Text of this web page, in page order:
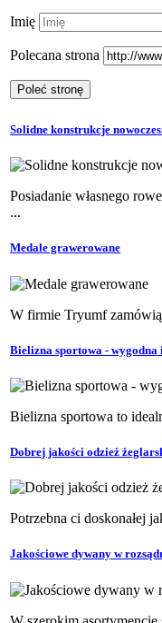
Imię
Polecana strona
Solidne konstrukcje
Posiadanie własnego
...
Medale grawerowane
W firmie Tryumf
Bielizna sportowa - wygodna
Bielizna sportowa to
Dobrej jakości odzież
Potrzebna ci doskonałej
Jakościowe dywany w